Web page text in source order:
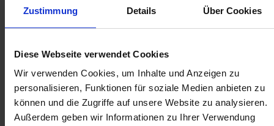
Zustimmung Details Über Cookies
Diese Webseite verwendet Cookies
Wir verwenden Cookies, um Inhalte und Anzeigen zu
personalisieren, Funktionen für soziale Medien anbieten zu
können und die Zugriffe auf unsere Website zu analysieren.
Außerdem geben wir Informationen zu Ihrer Verwendung
384,94 € / St
WARENKORB
Anmelden für Ihren persönlichen Preis